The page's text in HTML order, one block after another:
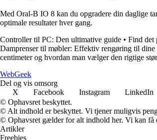
Med Oral-B IO 8 kan du opgradere din daglige
optimale resultater hver gang.
Controller til PC: Den ultimative guide • Find det
Damprenser til møbler: Effektiv rengøring til dine
centimeter og hvordan man vælger den rigtige
WebGeek
Del og vis omsorg
X
Facebook Instagram LinkedIn
© Ophavsret beskyttet.
© Alt indhold er beskyttet. Vi tjener muligvis
© Ophavsret gælder for alt indhold her. Vi kan få
Artikler
Freebies